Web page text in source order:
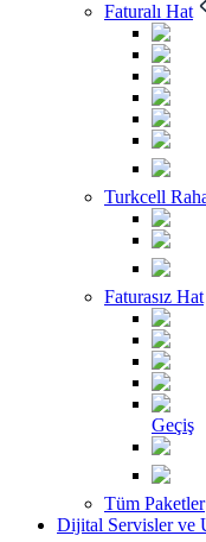
Faturalı Hat
Turkcell
Faturasız Hat
Geçiş
Tüm Paketler
Dijital Servisler ve